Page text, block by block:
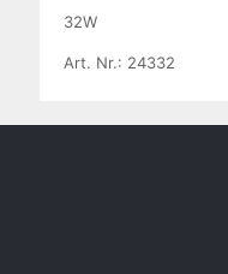
32W
Art. Nr.: 24332